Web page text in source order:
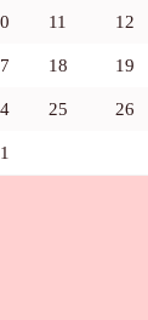
11 12
18 19
25 26